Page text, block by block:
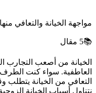
مواجهة الخيانة والتعافي
📚
5 مقال
الخيانة من أصعب التجارب
العاطفية. سواء كنت
التعافي من الخيانة يتطلب
نتناول أسباب الخيانة